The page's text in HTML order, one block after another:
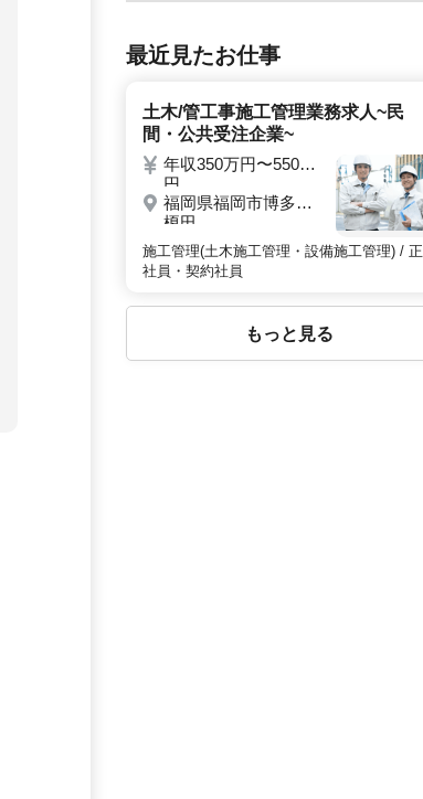
最近見たお仕事
土木/管工事施工管理業務求人~民
間・公共受注企業~
年収350万円〜550万
円
福岡県福岡市博多区
榎田
施工管理(土木施工管理・設備施工管理) / 正
社員・契約社員
もっと見る